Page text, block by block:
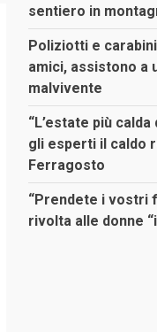
sentiero in
Poliziotti e
amici, assistono a
malvivente
“L’estate più
gli esperti il caldo
Ferragosto
“Prendete i vostri
rivolta alle donne